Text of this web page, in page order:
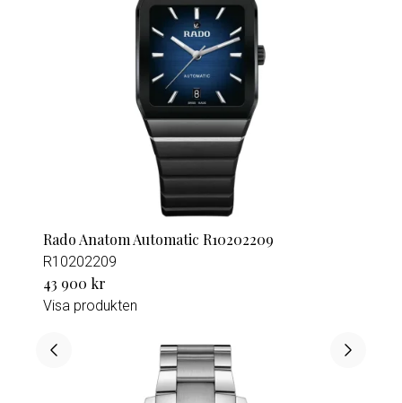
Rado Anatom Automatic R10202209
R10202209
43 900 kr
Visa produkten